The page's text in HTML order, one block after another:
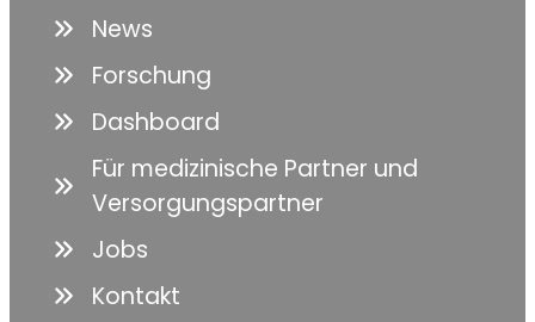
News
Forschung
Dashboard
Für medizinische Partner und
Versorgungspartner
Jobs
Kontakt